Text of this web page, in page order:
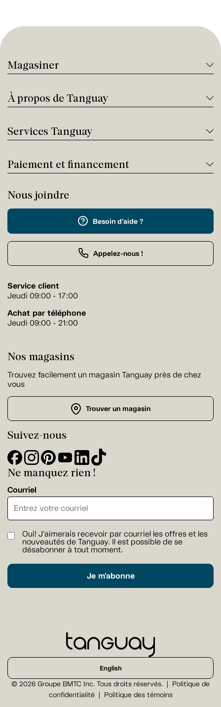
Magasiner
À propos de Tanguay
Services Tanguay
Paiement et financement
Nous joindre
Besoin d'aide ?
Appelez-nous !
Service client
Jeudi 09:00 - 17:00
Achat par téléphone
Jeudi 09:00 - 21:00
Nos magasins
Trouvez facilement un magasin Tanguay près de chez
vous
Trouver un magasin
Suivez-nous
Ne manquez rien !
Courriel
Oui! J'aimerais recevoir par courriel les offres et les
nouveautés de Tanguay. Il est possible de se
désabonner à tout moment.
Je m'abonne
© 2026 Groupe BMTC Inc. Tous droits réservés.
Politique de
confidentialité
Politique des témoins
English